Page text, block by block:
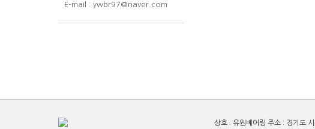
E-mail : ywbr97@naver.com
상호 : 유원베어링 주소 : 경기